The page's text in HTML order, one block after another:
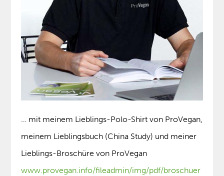
… mit meinem Lieblings-Polo-Shirt von ProVegan,
meinem Lieblingsbuch (China Study) und meiner
Lieblings-Broschüre von ProVegan
www.provegan.info/fileadmin/img/pdf/broschuer